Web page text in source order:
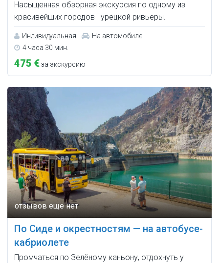
Насыщенная обзорная экскурсия по одному из
красивейших городов Турецкой ривьеры.
Индивидуальная
На автомобиле
4 часа 30 мин.
475 €за экскурсию
По Сиде и окрестностям — на автобусе-
кабриолете
Промчаться по Зелёному каньону, отдохнуть у